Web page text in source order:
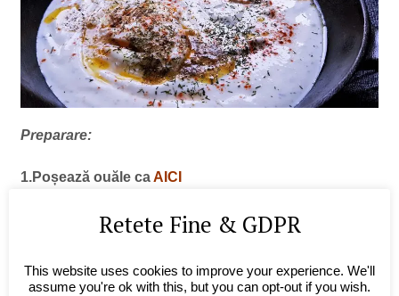
Preparare:
1.Poșează ouăle caAICI
2.După ce s-au poșat ouăle, amestecă într-un bol
apoi pune iaurtul condimentat în vasul în care vei
Retete Fine & GDPR
This website uses cookies to improve your experience. We'll
assume you're ok with this, but you can opt-out if you wish.